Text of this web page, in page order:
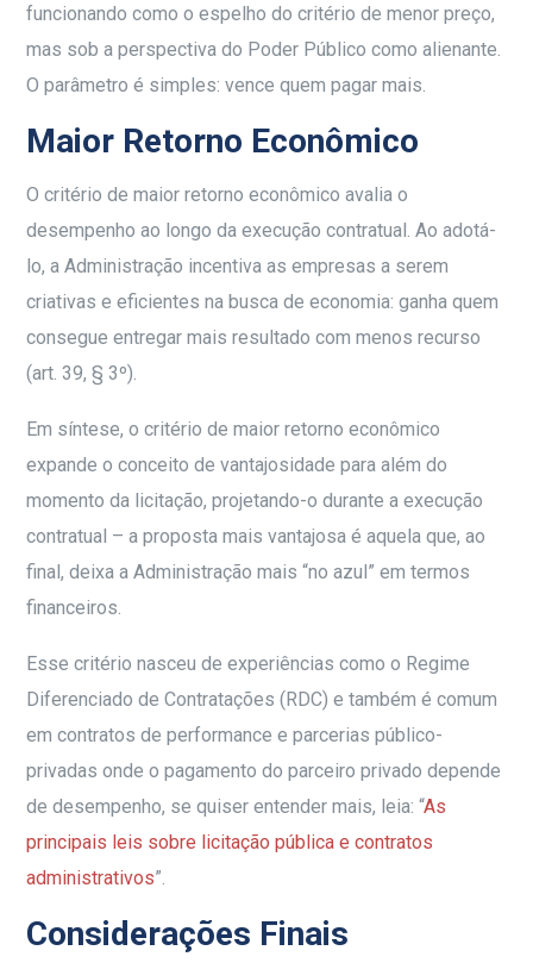
funcionando como o espelho do critério de menor preço,
mas sob a perspectiva do Poder Público como alienante.
O parâmetro é simples: vence quem pagar mais.
Maior Retorno Econômico
O critério de maior retorno econômico avalia o
desempenho ao longo da execução contratual. Ao adotá-
lo, a Administração incentiva as empresas a serem
criativas e eficientes na busca de economia: ganha quem
consegue entregar mais resultado com menos recurso
(art. 39, § 3º).
Em síntese, o critério de maior retorno econômico
expande o conceito de vantajosidade para além do
momento da licitação, projetando-o durante a execução
contratual – a proposta mais vantajosa é aquela que, ao
final, deixa a Administração mais “no azul” em termos
financeiros.
Esse critério nasceu de experiências como o Regime
Diferenciado de Contratações (RDC) e também é comum
em contratos de performance e parcerias público-
privadas onde o pagamento do parceiro privado depende
de desempenho, se quiser entender mais, leia: “As
principais leis sobre licitação pública e contratos
administrativos”.
Considerações Finais